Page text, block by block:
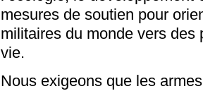
mesures de soutien pour
militaires du monde vers
vie.
Nous exigeons que les